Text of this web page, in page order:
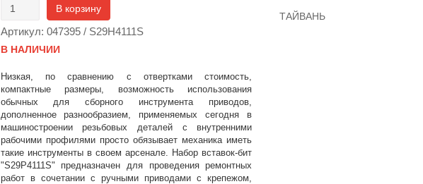
В корзину
Артикул: 047395 / S29H4111S
В НАЛИЧИИ
Низкая, по сравнению с отвертками стоимость,
компактные размеры, возможность использования
обычных для сборного инструмента приводов,
дополненное разнообразием, применяемых сегодня в
машиностроении резьбовых деталей с внутренними
рабочими профилями просто обязывает механика иметь
такие инструменты в своем арсенале. Набор вставок-бит
"S29Р4111S" предназначен для проведения ремонтных
работ в сочетании с ручными приводами с крепежом,
ТАЙВАНЬ